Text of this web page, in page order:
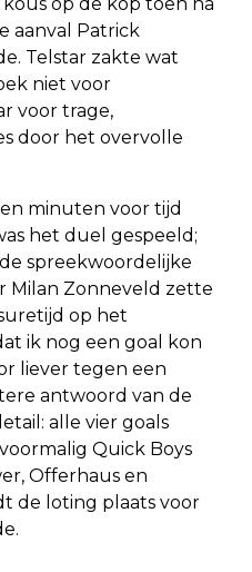
op de kop toen na
aanval Patrick
Telstar zakte wat
niet voor
voor trage,
door het overvolle
minuten voor tijd
het duel gespeeld;
spreekwoordelijke
Milan Zonneveld zette
op het
ik nog een goal kon
liever tegen een
antwoord van de
alle vier goals
Quick Boys
Offerhaus en
de loting plaats voor